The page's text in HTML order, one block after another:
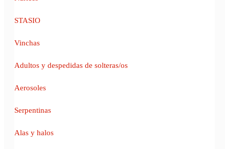
STASIO
Vinchas
Adultos y despedidas de solteras/os
Aerosoles
Serpentinas
Alas y halos